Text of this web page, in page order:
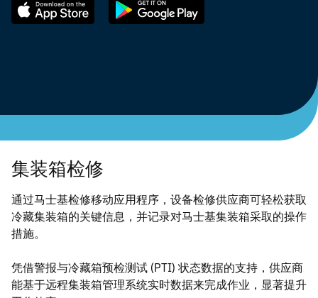
集装箱检修
通过马士基检修移动应用程序，设备检修供应商可轻松获取
冷藏集装箱的关键信息，并记录对马士基集装箱采取的操作
措施。
凭借警报与冷藏箱预检测试 (PTI) 状态数据的支持，供应商
能基于远程集装箱管理系统实时数据来完成作业，显著提升